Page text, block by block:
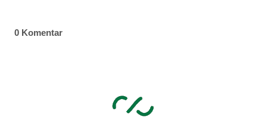
0 Komentar